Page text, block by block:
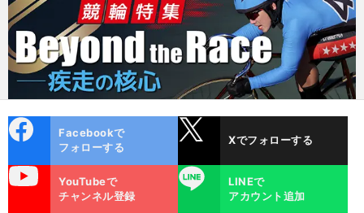
ok
Facebookで
フォローする
Xでフォローする
YouTubeで
チャンネル登録
LINE
LINEで
アカウント追加